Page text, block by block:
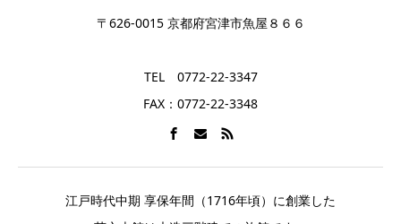
〒626-0015 京都府宮津市魚屋８６６
TEL 0772-22-3347
FAX：0772-22-3348
江戸時代中期 享保年間（1716年頃）に創業した